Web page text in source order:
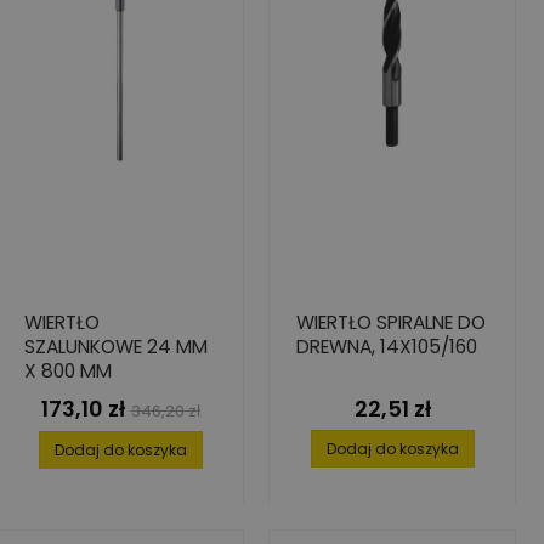
WIERTŁO
SZALUNKOWE 24 MM
X 800 MM
Cena
173,10 zł Cena
podstawowa
346,20 zł
Dodaj do koszyka
WIERTŁO SPIRALNE DO
DREWNA, 14X105/160
Cena
22,51 zł
Dodaj do koszyka